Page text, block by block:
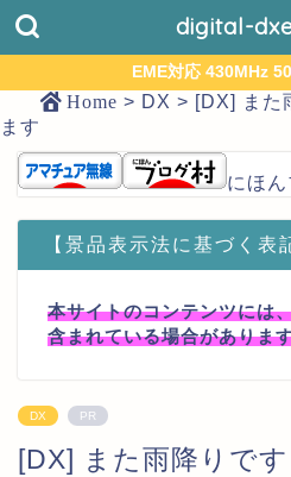
digital-
EME対応 430MHz
Home > DX > [DX] また
ます
にほ
【景品表示法に基づく表
本サイトのコンテンツには
含まれている場合がありま
DX PR
[DX] また雨降りで